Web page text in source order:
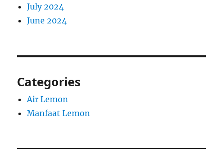
July 2024
June 2024
Categories
Air Lemon
Manfaat Lemon